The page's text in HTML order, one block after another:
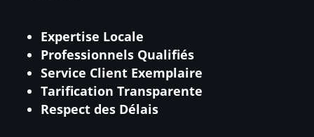
Expertise Locale
Professionnels Qualifiés
Service Client Exemplaire
Tarification Transparente
Respect des Délais